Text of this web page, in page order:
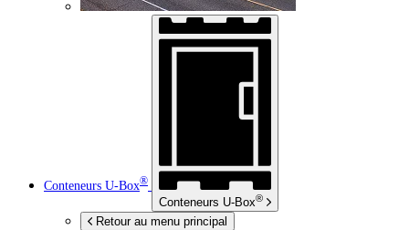
Conteneurs U-Box®
Conteneurs U-Box®
Retour au menu principal